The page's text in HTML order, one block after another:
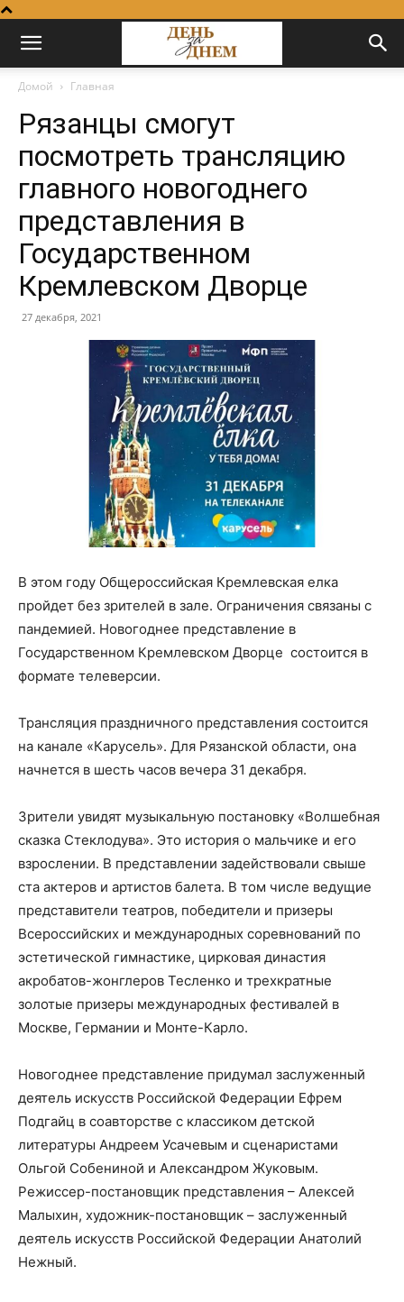
Домой Главная
Рязанцы смогут
посмотреть трансляцию
главного новогоднего
представления в
Государственном
Кремлевском Дворце
27 декабря, 2021
В этом году Общероссийская Кремлевская елка
пройдет без зрителей в зале. Ограничения связаны с
пандемией. Новогоднее представление в
Государственном Кремлевском Дворце состоится в
формате телеверсии.
Трансляция праздничного представления состоится
на канале «Карусель». Для Рязанской области, она
начнется в шесть часов вечера 31 декабря.
Зрители увидят музыкальную постановку «Волшебная
сказка Стеклодува». Это история о мальчике и его
взрослении. В представлении задействовали свыше
ста актеров и артистов балета. В том числе ведущие
представители театров, победители и призеры
Всероссийских и международных соревнований по
эстетической гимнастике, цирковая династия
акробатов-жонглеров Тесленко и трехкратные
золотые призеры международных фестивалей в
Москве, Германии и Монте-Карло.
Новогоднее представление придумал заслуженный
деятель искусств Российской Федерации Ефрем
Подгайц в соавторстве с классиком детской
литературы Андреем Усачевым и сценаристами
Ольгой Собениной и Александром Жуковым.
Режиссер-постановщик представления – Алексей
Малыхин, художник-постановщик – заслуженный
деятель искусств Российской Федерации Анатолий
Нежный.